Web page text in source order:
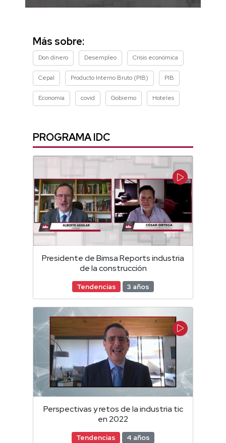
minutes,
40
seconds
Más sobre:
Don dinero Desempleo Crisis económica
Cepal Producto Interno Bruto (PIB) PIB
Economía covid Gobierno Hoteles
PROGRAMA IDC
Presidente de Bimsa Reports industria
de la construcción
Tendencias 3 años
Perspectivas y retos de la industria tic
en 2022
Tendencias 4 años